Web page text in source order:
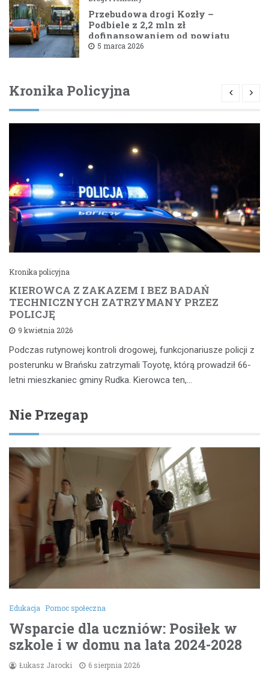
Przebudowa drogi Kozły –
Podbiele z 2,2 mln zł
dofinansowaniem od powiatu
bielskiego
5 marca 2026
Kronika Policyjna
Kronika policyjna
KIEROWCA Z ZAKAZEM I BEZ BADAŃ
TECHNICZNYCH ZATRZYMANY PRZEZ
POLICJĘ
9 kwietnia 2026
Podczas rutynowej kontroli drogowej, funkcjonariusze policji z
posterunku w Brańsku zatrzymali Toyotę, którą prowadził 66-
letni mieszkaniec gminy Rudka. Kierowca ten,…
Nie Przegap
Edukacja Pomoc społeczna
Wsparcie dla uczniów: Posiłek w
szkole i w domu na lata 2024-2028
Łukasz Jarocki 6 sierpnia 2026